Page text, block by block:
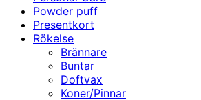
Powder puff
Presentkort
Rökelse
Brännare
Buntar
Doftvax
Koner/Pinnar